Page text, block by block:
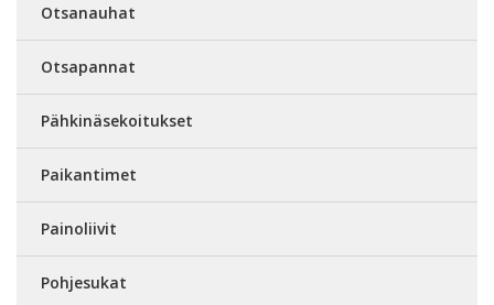
Otsanauhat
Otsapannat
Pähkinäsekoitukset
Paikantimet
Painoliivit
Pohjesukat